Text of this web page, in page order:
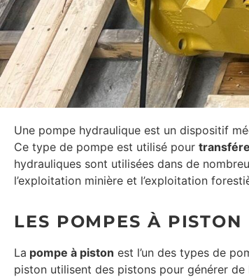
Une pompe hydraulique est un dispositif
Ce type de pompe est utilisé pour
hydrauliques sont utilisées dans de
l’exploitation minière et l’exploitation
LES POMPES À PISTON
La pompe à piston est l’un des types de
piston utilisent des pistons pour générer